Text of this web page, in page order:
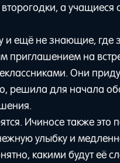
а
и ещё не знающие, где
на
Они
решила для начала
Ичиносе также
улыбку и
какими будут её